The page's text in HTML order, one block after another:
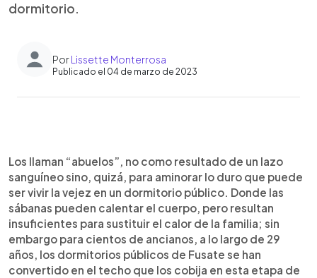
dormitorio.
PorLissette Monterrosa
Publicado el 04 de marzo de 2023
Escuchar artículo
Los llaman “abuelos”, no como resultado de un lazo
sanguíneo sino, quizá, para aminorar lo duro que puede
ser vivir la vejez en un dormitorio público. Donde las
sábanas pueden calentar el cuerpo, pero resultan
insuficientes para sustituir el calor de la familia; sin
embargo para cientos de ancianos, a lo largo de 29
años, los dormitorios públicos de Fusate se han
convertido en el techo que los cobija en esta etapa de